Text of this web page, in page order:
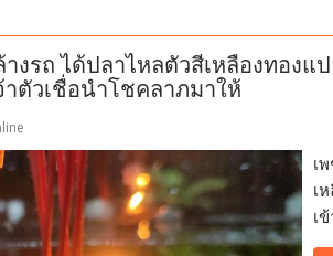
งรถ ได้ปลาไหลตัวสีเหลืองทอง
าตัวเชื่อนำโชคลาภมาให้
เ
เ
เ